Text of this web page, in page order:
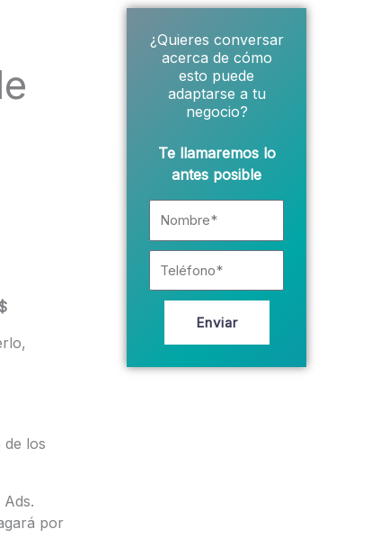
los
por
¿Quieres conversar
acerca de cómo
esto puede
adaptarse a tu
negocio?
Te llamaremos lo
antes posible
Enviar